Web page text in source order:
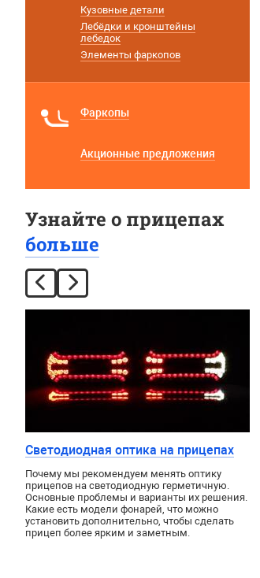
Кузовные детали
Лебёдки и кронштейны
лебедок
Элементы фаркопов
Фаркопы
Акционные предложения
Узнайте о прицепах
больше
Светодиодная оптика на прицепах
Почему мы рекомендуем менять оптику
прицепов на светодиодную герметичную.
Основные проблемы и варианты их решения.
Какие есть модели фонарей, что можно
установить дополнительно, чтобы сделать
прицеп более ярким и заметным.